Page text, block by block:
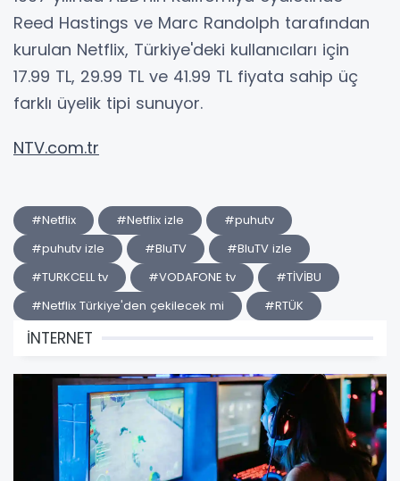
Reed Hastings ve Marc Randolph tarafından
kurulan Netflix, Türkiye'deki kullanıcıları için
17.99 TL, 29.99 TL ve 41.99 TL fiyata sahip üç
farklı üyelik tipi sunuyor.
NTV.com.tr
#Netflix #Netflix izle
#puhutv
#puhutv izle
#BluTV
#BluTV izle
#TURKCELL tv
#VODAFONE tv
#TİVİBU
#Netflix Türkiye'den çekilecek mi
#RTÜK
İNTERNET